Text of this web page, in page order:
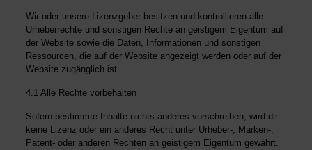
Wir oder unsere Lizenzgeber besitzen und kontrollieren alle
Urheberrechte und sonstigen Rechte an geistigem Eigentum auf
der Website sowie die Daten, Informationen und sonstigen
Ressourcen, die auf der Website angezeigt werden oder auf der
Website zugänglich ist.
4.1 Alle Rechte vorbehalten
Sofern bestimmte Inhalte nichts anderes vorschreiben, wird dir
keine Lizenz oder ein anderes Recht unter Urheber-, Marken-,
Patent- oder anderen Rechten an geistigem Eigentum gewährt.